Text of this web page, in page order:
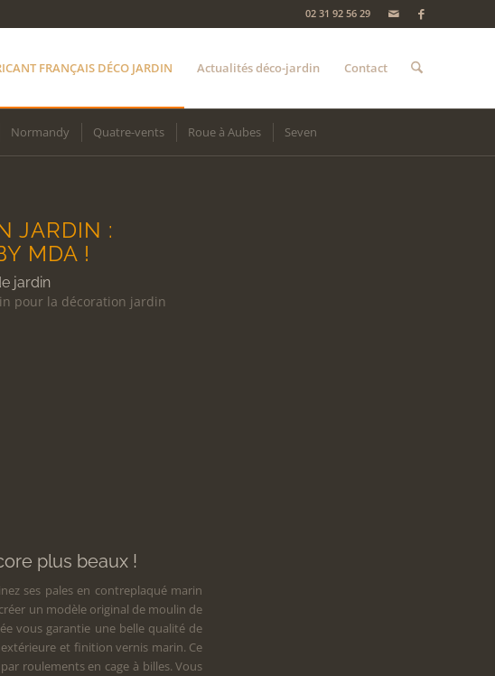
02 31 92 56 29
FRANÇAIS DÉCO JARDIN Actualités déco-jardin Contact
Normandy Quatre-vents Roue à Aubes Seven
JARDIN :
MDA !
jardin
pour la décoration jardin
plus beaux !
ses pales en contreplaqué marin
un modèle original de moulin de
vous garantie une belle qualité de
et finition vernis marin. Ce
roulements en cage à billes. Vous